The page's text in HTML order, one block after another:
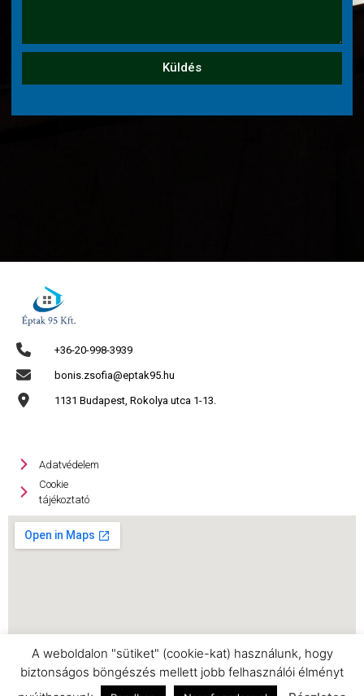
Küldés
+36-20-998-3939
bonis.zsofia@eptak95.hu
1131 Budapest, Rokolya utca 1-13.
Adatvédelem
Cookie
tájékoztató
A weboldalon "sütiket" (cookie-kat) használunk, hogy
biztonságos böngészés mellett jobb felhasználói élményt